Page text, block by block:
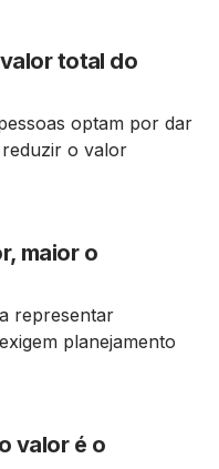
total do
optam por dar
o valor
maior o
representar
planejamento
valor é o